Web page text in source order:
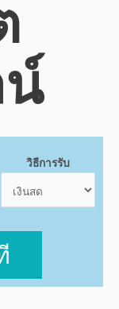
วิธีการรับ